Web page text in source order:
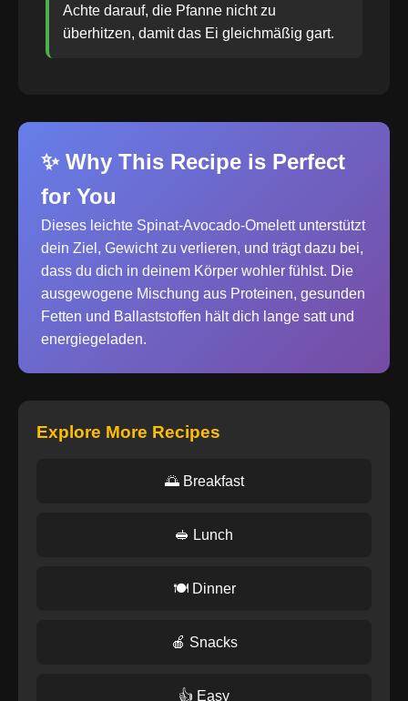
Achte darauf, die Pfanne nicht zu
überhitzen, damit das Ei gleichmäßig gart.
✨ Why This Recipe is Perfect
for You
Dieses leichte Spinat-Avocado-Omelett unterstützt
dein Ziel, Gewicht zu verlieren, und trägt dazu bei,
dass du dich in deinem Körper wohler fühlst. Die
ausgewogene Mischung aus Proteinen, gesunden
Fetten und Ballaststoffen hält dich lange satt und
energiegeladen.
Explore More Recipes
🌅 Breakfast
🥪 Lunch
🍽️ Dinner
🍎 Snacks
👍 Easy